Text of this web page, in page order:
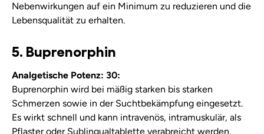
Nebenwirkungen auf ein Minimum zu reduzieren und die
Lebensqualität zu erhalten.
5. Buprenorphin
Analgetische Potenz: 30:
Buprenorphin wird bei mäßig starken bis starken
Schmerzen sowie in der Suchtbekämpfung eingesetzt.
Es wirkt schnell und kann intravenös, intramuskulär, als
Pflaster oder Sublingualtablette verabreicht werden.